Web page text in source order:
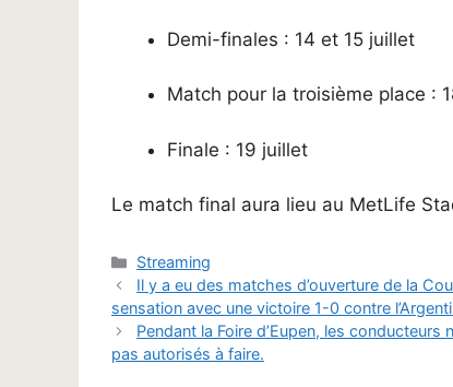
Demi-finales : 14 et 15 juillet
Match pour la troisième place :
Finale : 19 juillet
Le match final aura lieu au MetLife
Catégories
Streaming
Il y a eu des matches d’ouverture de la
sensation avec une victoire 1-0 contre
Pendant la Foire d’Eupen, les conducteurs
pas autorisés à faire.